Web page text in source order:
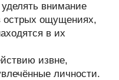
внимание
острых ощущениях,
в их
извне,
личности.